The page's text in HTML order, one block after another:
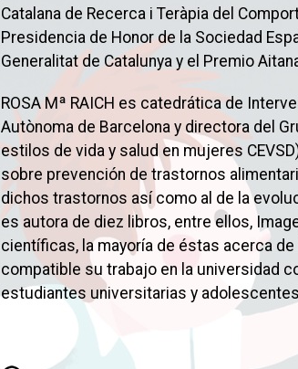
Catalana de Recerca i Teràpia del
Presidencia de Honor de la Sociedad
Generalitat de Catalunya y el Premio
ROSA Mª RAICH es catedrática de
Autònoma de Barcelona y directora del
estilos de vida y salud en mujeres
sobre prevención de trastornos
dichos trastornos así como al de la
es autora de diez libros, entre ellos,
científicas, la mayoría de éstas acerca
compatible su trabajo en la universidad
estudiantes universitarias y